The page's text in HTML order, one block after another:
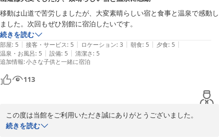
移動は山道で苦労しましたが、大変素晴らしい宿と食事と温泉で感動し
ました。次回もぜひ別館に宿泊したいです。
続きを読む
部屋: 5 | 接客・サービス: 5 | ロケーション: 3 | 朝食: 5 | 夕食: 5 |
温泉・お風呂: 5 | 設備: 5 | 清潔さ: 5
追加情報:小さな子供と一緒に宿泊
113
この度は当館をご利用いただき誠にありがとうございました。
温泉、お食事に満足いただけましたようで幸いでございます。
続きを読む